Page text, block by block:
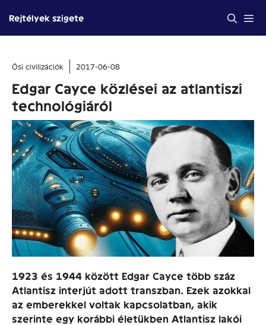
tartalomba
Rejtélyek szigete
Ősi civilizációk 2017-06-08
Edgar Cayce közlései az atlantiszi
technológiáról
1923 és 1944 között Edgar Cayce több száz
Atlantisz interjút adott transzban. Ezek azokkal
az emberekkel voltak kapcsolatban, akik
szerinte egy korábbi életükben Atlantisz lakói